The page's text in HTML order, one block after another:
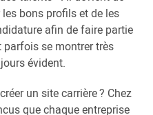
bons profils et de les
afin de faire partie
se montrer très
évident.
un site carrière ? Chez
que chaque entreprise